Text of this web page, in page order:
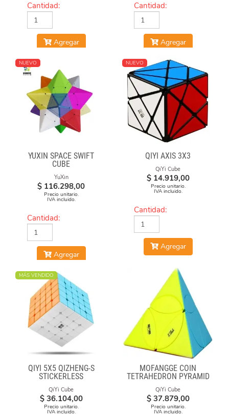
Cantidad:
Agregar
Cantidad:
Agregar
NUEVO
YUXIN SPACE SWIFT
CUBE
YuXin
$ 116.298,00
Precio unitario.
IVA incluido.
Cantidad:
Agregar
NUEVO
QIYI AXIS 3X3
QiYi Cube
$ 14.919,00
Precio unitario.
IVA incluido.
Cantidad:
Agregar
MÁS VENDIDO
QIYI 5X5 QIZHENG-S
STICKERLESS
QiYi Cube
$ 36.104,00
Precio unitario.
IVA incluido.
MOFANGGE COIN
TETRAHEDRON PYRAMID
STICKERLESS
QiYi Cube
$ 37.879,00
Precio unitario.
IVA incluido.